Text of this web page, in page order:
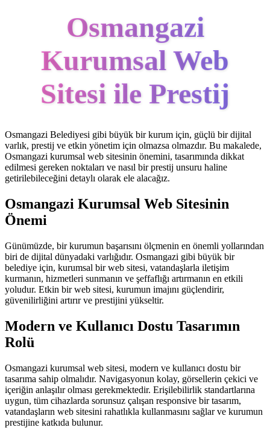
Osmangazi
Kurumsal Web
Sitesi ile Prestij
Osmangazi Belediyesi gibi büyük bir kurum için, güçlü bir dijital
varlık, prestij ve etkin yönetim için olmazsa olmazdır. Bu makalede,
Osmangazi kurumsal web sitesinin önemini, tasarımında dikkat
edilmesi gereken noktaları ve nasıl bir prestij unsuru haline
getirilebileceğini detaylı olarak ele alacağız.
Osmangazi Kurumsal Web Sitesinin
Önemi
Günümüzde, bir kurumun başarısını ölçmenin en önemli yollarından
biri de dijital dünyadaki varlığıdır. Osmangazi gibi büyük bir
belediye için, kurumsal bir web sitesi, vatandaşlarla iletişim
kurmanın, hizmetleri sunmanın ve şeffaflığı artırmanın en etkili
yoludur. Etkin bir web sitesi, kurumun imajını güçlendirir,
güvenilirliğini artırır ve prestijini yükseltir.
Modern ve Kullanıcı Dostu Tasarımın
Rolü
Osmangazi kurumsal web sitesi, modern ve kullanıcı dostu bir
tasarıma sahip olmalıdır. Navigasyonun kolay, görsellerin çekici ve
içeriğin anlaşılır olması gerekmektedir. Erişilebilirlik standartlarına
uygun, tüm cihazlarda sorunsuz çalışan responsive bir tasarım,
vatandaşların web sitesini rahatlıkla kullanmasını sağlar ve kurumun
prestijine katkıda bulunur.